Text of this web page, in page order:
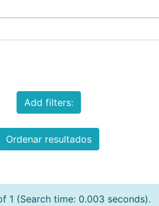
Add filters:
Ordenar resultados
1 (Search time: 0.003 seconds).